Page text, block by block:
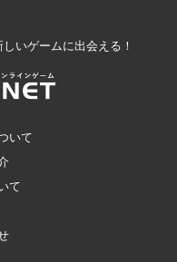
いゲームに出会える！
いて
て